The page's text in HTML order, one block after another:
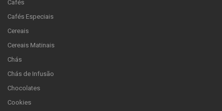
Cafés
Cafés Especiais
Cereais
Cereais Matinais
Chás
Chás de Infusão
Chocolates
Cookies